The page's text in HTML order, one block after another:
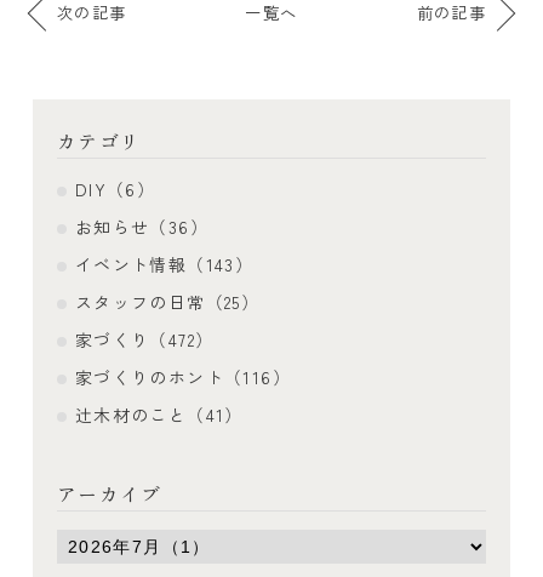
次の記事 一覧へ 前の記事
カテゴリ
DIY（6）
お知らせ（36）
イベント情報（143）
スタッフの日常（25）
家づくり（472）
家づくりのホント（116）
辻木材のこと（41）
アーカイブ